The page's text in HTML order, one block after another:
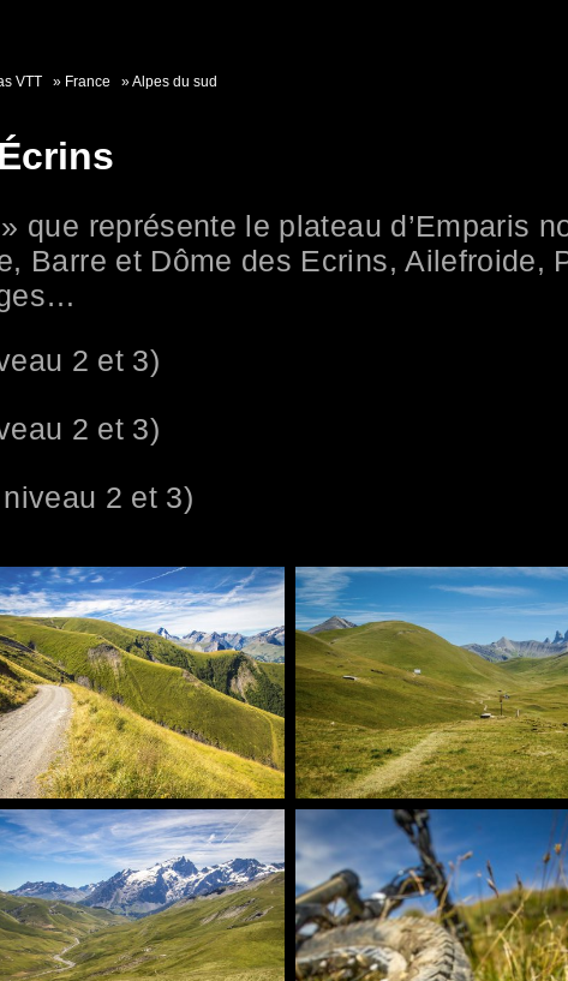
VTT France Alpes du sud
que représente le plateau d’Emparis
Barre et Dôme des Ecrins, Ailefroide,
2 et 3)
2 et 3)
2 et 3)